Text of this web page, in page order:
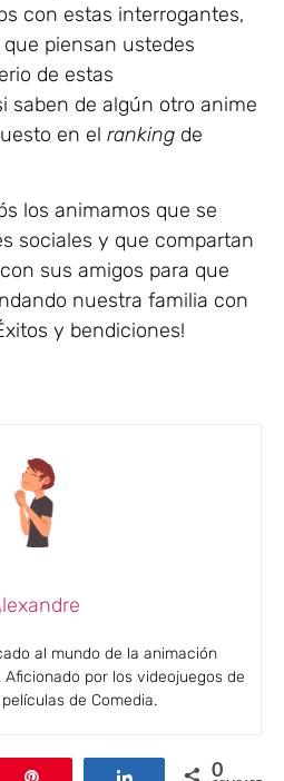
con estas interrogantes,
piensan ustedes
de estas
saben de algún otro anime
en el ranking de
los animamos que se
sociales y que compartan
sus amigos para que
nuestra familia con
y bendiciones!
al mundo de la animación
Aficionado por los videojuegos de
de Comedia.
Compartir0